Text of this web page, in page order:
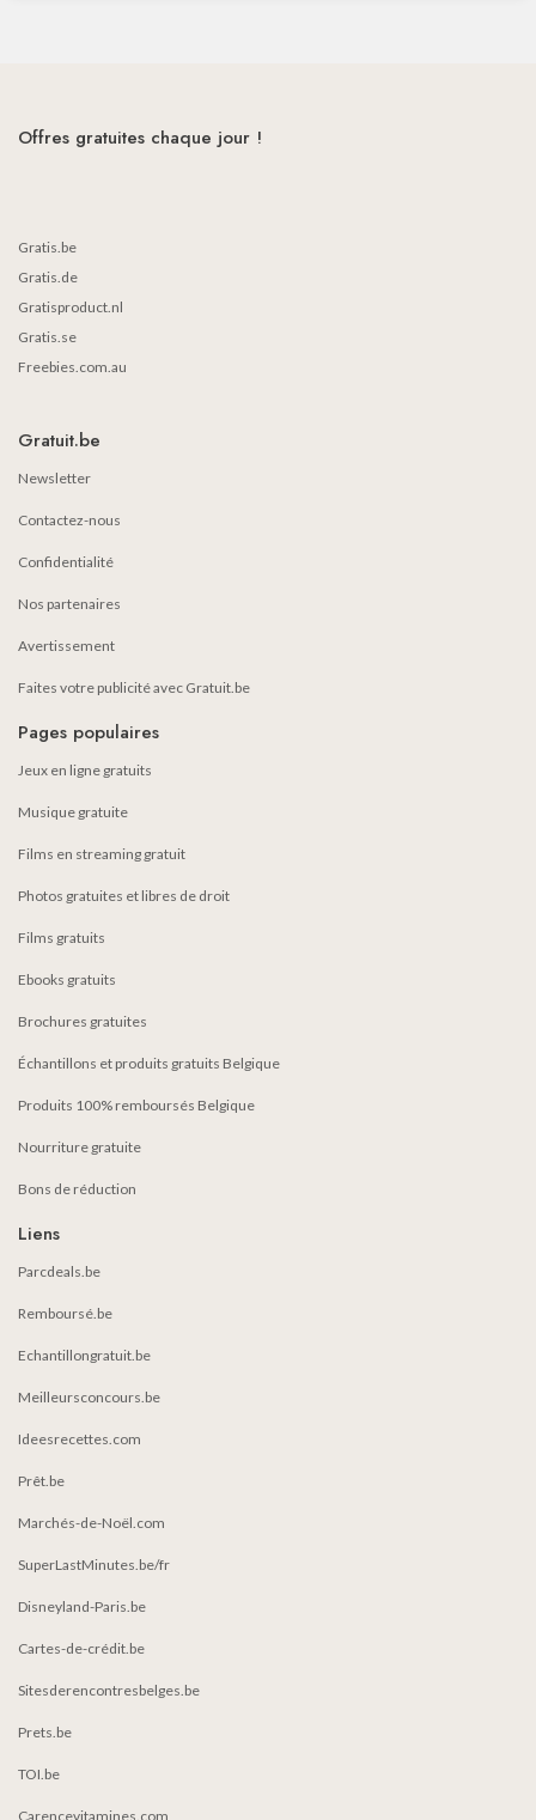
Offres gratuites chaque jour !
Gratis.be
Gratis.de
Gratisproduct.nl
Gratis.se
Freebies.com.au
Gratuit.be
Newsletter
Contactez-nous
Confidentialité
Nos partenaires
Avertissement
Faites votre publicité avec Gratuit.be
Pages populaires
Jeux en ligne gratuits
Musique gratuite
Films en streaming gratuit
Photos gratuites et libres de droit
Films gratuits
Ebooks gratuits
Brochures gratuites
Échantillons et produits gratuits Belgique
Produits 100% remboursés Belgique
Nourriture gratuite
Bons de réduction
Liens
Parcdeals.be
Remboursé.be
Echantillongratuit.be
Meilleursconcours.be
Ideesrecettes.com
Prêt.be
Marchés-de-Noël.com
SuperLastMinutes.be/fr
Disneyland-Paris.be
Cartes-de-crédit.be
Sitesderencontresbelges.be
Prets.be
TOI.be
Carencevitamines.com